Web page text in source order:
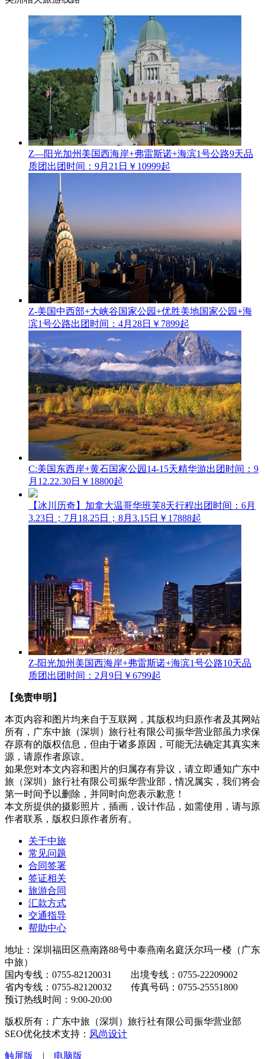
Z—阳光加州美国西海岸+弗雷斯诺+海滨1号公路9天品
质团 出团时间：9月21日 ￥10999起
Z-美国中西部+大峡谷国家公园+优胜美地国家公园+海
滨1号公路出团时间：4月28日 ￥7899起
C:美国东西岸+黄石国家公园14-15天精华游出团时间：9
月12.22.30日 ￥18800起
【冰川历奇】加拿大温哥华班芙8天行程出团时间：6月
3.23日；7月18.25日；8月3.15日 ￥17888起
Z-阳光加州美国西海岸+弗雷斯诺+海滨1号公路10天品
质团 出团时间：2月9日 ￥6799起
【免责申明】
本页内容和图片均来自于互联网，其版权均归原作者及其网站
所有，广东中旅（深圳）旅行社有限公司振华营业部虽力求保
存原有的版权信息，但由于诸多原因，可能无法确定其真实来
源，请原作者原谅。
如果您对本文内容和图片的归属存有异议，请立即通知广东中
旅（深圳）旅行社有限公司振华营业部，情况属实，我们将会
第一时间予以删除，并同时向您表示歉意！
本文所提供的摄影照片，插画，设计作品，如需使用，请与原
作者联系，版权归原作者所有。
关于中旅
常见问题
合同签署
签证相关
旅游合同
汇款方式
交通指导
帮助中心
地址：深圳福田区燕南路88号中泰燕南名庭沃尔玛一楼（广东
中旅）
国内专线：0755-82120031 出境专线：0755-22209002
省内专线：0755-82120032 传真号码：0755-25551800
预订热线时间：9:00-20:00
版权所有：广东中旅（深圳）旅行社有限公司振华营业部
SEO优化技术支持： 风尚设计
触屏版 | 电脑版